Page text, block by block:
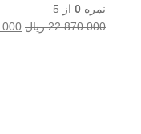
از 5
ریال 18.980.000